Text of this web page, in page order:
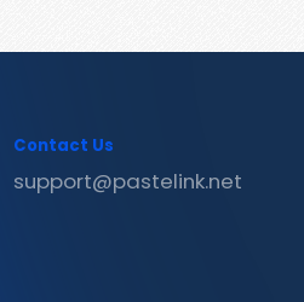
Contact Us
support@pastelink.net